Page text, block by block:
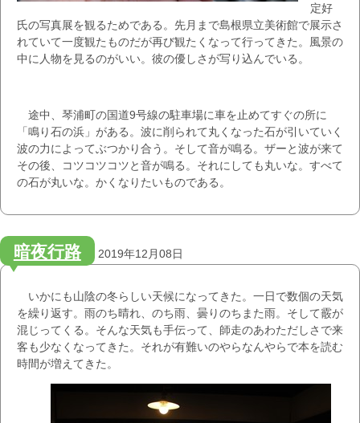
定好
氏の写真展を観るためである。先月まで島根県立美術館で展示さ
れていて一度観たものだが再び観たくなって行ってきた。風景の
中に人物を見るのがいい。彼の優しさが写り込んでいる。
途中、琴浦町の国道9号線の駐車場に車を止めてすぐの所に
「鳴り石の浜」がある。波に削られて丸くなった石が引いていく
波の力によってぶつかり合う。そして音が鳴る。ザーと波が来て
その後、コツコツコツと音が鳴る。それにしても丸いな。すべて
の石が丸いな。かくなりたいものである。
暗夜行路 2019年12月08日
いかにも山陰の冬らしい天候になってきた。一日で数個の天気
を繰り返す。雨のち晴れ、のち雨、曇りのちまた雨。そして霰が
混じってくる。そんな天気も手伝って、師走のあわただしさで来
客も少なくなってきた。それが有難いのやらなんやらで本を読む
時間が増えてきた。